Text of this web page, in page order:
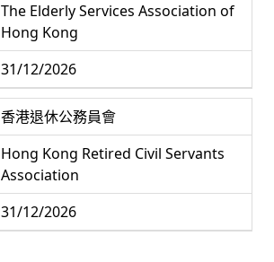
The Elderly Services Association of
Hong Kong
31/12/2026
香港退休公務員會
Hong Kong Retired Civil Servants
Association
31/12/2026